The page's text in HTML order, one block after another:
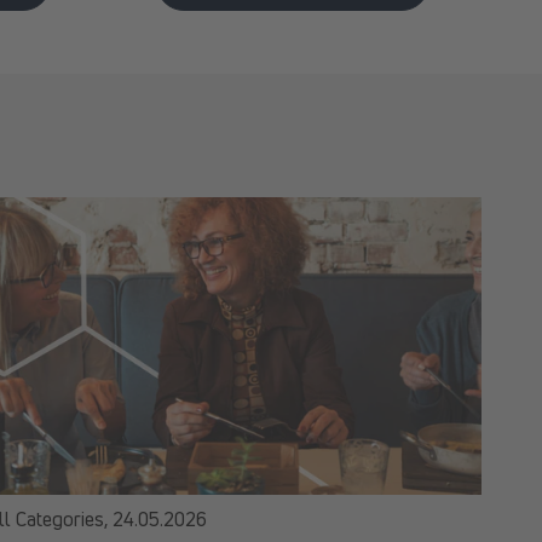
Categories, 24.05.2026